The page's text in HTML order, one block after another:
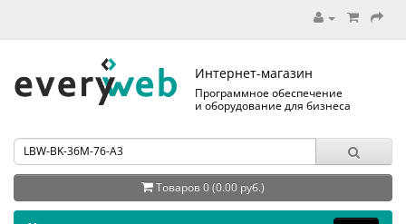
Интернет-магазин
Программное обеспечение
и оборудование для бизнеса
Товаров 0 (0.00 руб.)